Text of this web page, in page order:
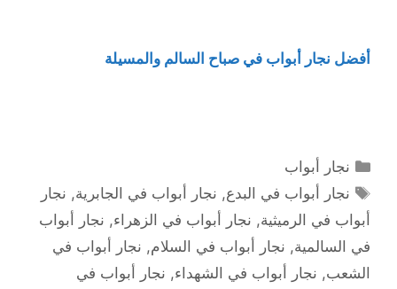
أفضل نجار أبواب في صباح السالم والمسيلة
التصنيفات
نجار أبواب
الوسوم
نجار أبواب في البدع, نجار أبواب في الجابرية, نجار
أبواب في الرميثية, نجار أبواب في الزهراء, نجار أبواب
في السالمية, نجار أبواب في السلام, نجار أبواب في
الشعب, نجار أبواب في الشهداء, نجار أبواب في